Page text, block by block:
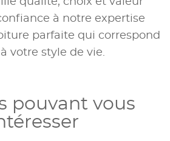
à notre expertise
parfaite qui correspond
votre style de vie.
pouvant vous